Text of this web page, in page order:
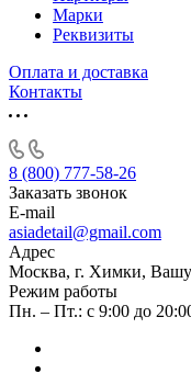
Марки
Реквизиты
Оплата и доставка
Контакты
8 (800) 777-58-26
Заказать звонок
E-mail
asiadetail@gmail.com
Адрес
Москва, г. Химки,
Режим работы
Пн. – Пт.: с 9:00 до